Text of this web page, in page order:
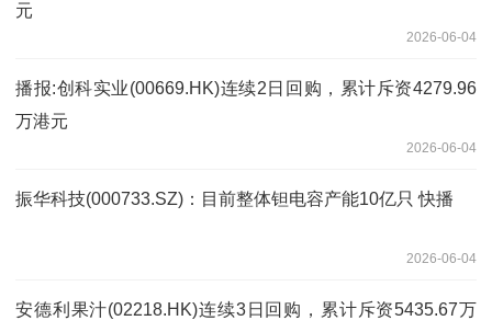
元
2026-06-04
播报:创科实业(00669.HK)连续2日回购，累计斥资4279.96
万港元
2026-06-04
振华科技(000733.SZ)：目前整体钽电容产能10亿只 快播
2026-06-04
安德利果汁(02218.HK)连续3日回购，累计斥资5435.67万